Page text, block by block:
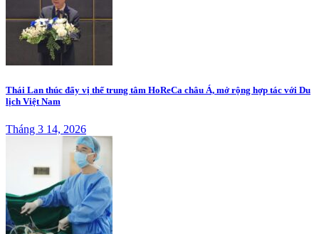
Thái Lan thúc đẩy vị thế trung tâm HoReCa châu Á, mở rộng hợp tác với Du
lịch Việt Nam
Tháng 3 14, 2026